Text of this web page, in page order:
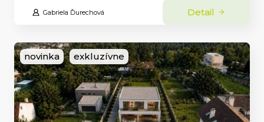
Gabriela Ďurechová Detail
novinka exkluzívne